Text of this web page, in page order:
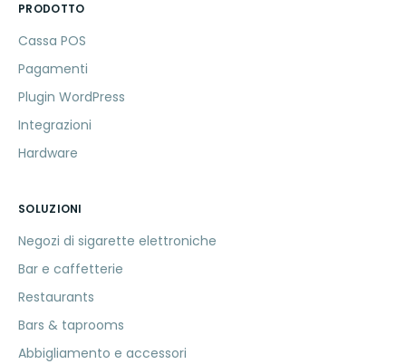
PRODOTTO
Cassa POS
Pagamenti
Plugin WordPress
Integrazioni
Hardware
SOLUZIONI
Negozi di sigarette elettroniche
Bar e caffetterie
Restaurants
Bars & taprooms
Abbigliamento e accessori